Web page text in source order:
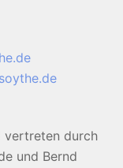
durch
und Bernd